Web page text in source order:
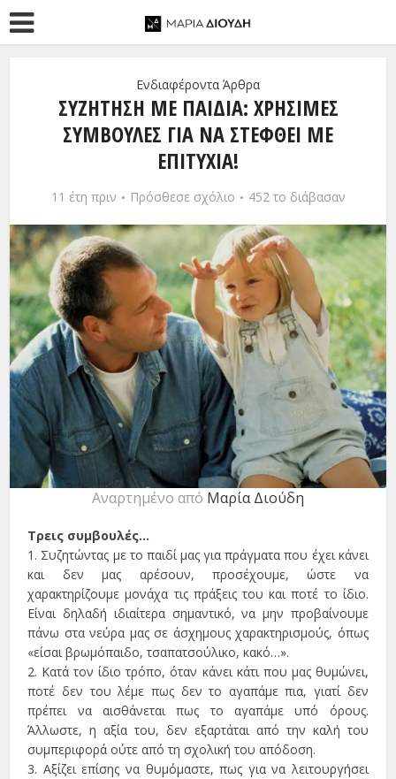
Ενδιαφέροντα Άρθρα
ΣΥΖΉΤΗΣΗ ΜΕ ΠΑΙΔΙΆ: ΧΡΉΣΙΜΕΣ
ΣΥΜΒΟΥΛΈΣ ΓΙΑ ΝΑ ΣΤΕΦΘΕΊ ΜΕ
ΕΠΙΤΥΧΊΑ!
11 έτη πριν Πρόσθεσε σχόλιο 452 το διάβασαν
Αναρτημένο από Μαρία Διούδη
Τρεις συμβουλές…
1. Συζητώντας με το παιδί μας για πράγματα που έχει κάνει
και δεν μας αρέσουν, προσέχουμε, ώστε να
χαρακτηρίζουμε μονάχα τις πράξεις του και ποτέ το ίδιο.
Είναι δηλαδή ιδιαίτερα σημαντικό, να μην προβαίνουμε
πάνω στα νεύρα μας σε άσχημους χαρακτηρισμούς, όπως
«είσαι βρωμόπαιδο, τσαπατσούλικο, κακό…».
2. Κατά τον ίδιο τρόπο, όταν κάνει κάτι που μας θυμώνει,
ποτέ δεν του λέμε πως δεν το αγαπάμε πια, γιατί δεν
πρέπει να αισθάνεται πως το αγαπάμε υπό όρους.
Άλλωστε, η αξία του, δεν εξαρτάται από την καλή του
συμπεριφορά ούτε από τη σχολική του απόδοση.
3. Αξίζει επίσης να θυμόμαστε, πως για να λειτουργήσει